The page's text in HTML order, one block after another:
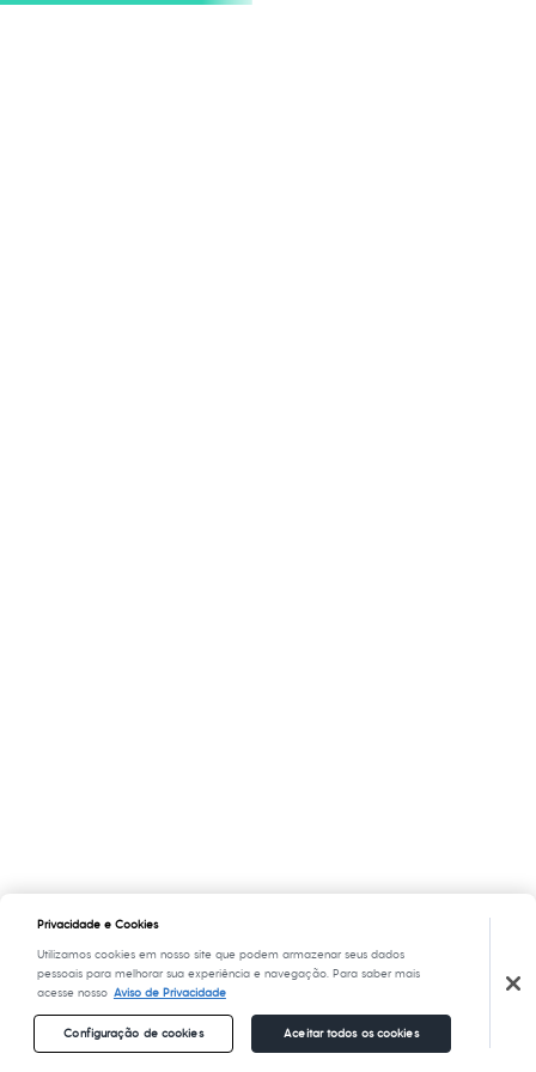
Privacidade e Cookies
Utilizamos cookies em nosso site que podem armazenar seus dados
pessoais para melhorar sua experiência e navegação. Para saber mais
acesse nosso Aviso de Privacidade
Configuração de cookies Aceitar todos os cookies